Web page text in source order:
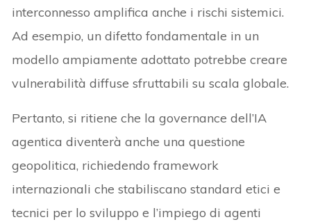
interconnesso amplifica anche i rischi sistemici.
Ad esempio, un difetto fondamentale in un
modello ampiamente adottato potrebbe creare
vulnerabilità diffuse sfruttabili su scala globale.
Pertanto, si ritiene che la governance dell’IA
agentica diventerà anche una questione
geopolitica, richiedendo framework
internazionali che stabiliscano standard etici e
tecnici per lo sviluppo e l’impiego di agenti